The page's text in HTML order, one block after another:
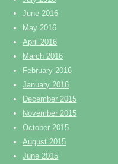
June 2016
May 2016
April 2016
March 2016
February 2016
January 2016
December 2015
November 2015
October 2015
August 2015
June 2015